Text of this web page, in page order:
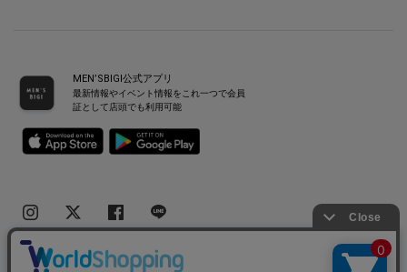
MEN’SBIGI公式アプリ
最新情報やイベント情報をこれ一つで会員
証として店頭でも利用可能
Copyright(C) Bigi Co.,Ltd.All Rights Reserved.